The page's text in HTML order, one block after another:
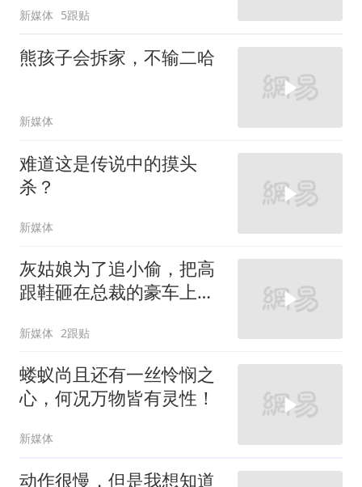
新媒体 5跟贴
熊孩子会拆家，不输二哈
新媒体
难道这是传说中的摸头
杀？
新媒体
灰姑娘为了追小偷，把高
跟鞋砸在总裁的豪车上，
新媒体 2跟贴
蝼蚁尚且还有一丝怜悯之
心，何况万物皆有灵性！
新媒体
动作很慢，但是我想知道